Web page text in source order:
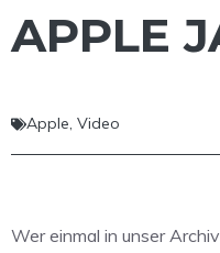
APPLE
Apple, Video
Wer einmal in unser